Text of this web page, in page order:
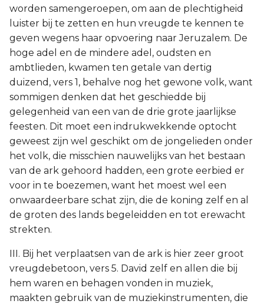
worden samengeroepen, om aan de plechtigheid
luister bij te zetten en hun vreugde te kennen te
geven wegens haar opvoering naar Jeruzalem. De
hoge adel en de mindere adel, oudsten en
ambtlieden, kwamen ten getale van dertig
duizend, vers 1, behalve nog het gewone volk, want
sommigen denken dat het geschiedde bij
gelegenheid van een van de drie grote jaarlijkse
feesten. Dit moet een indrukwekkende optocht
geweest zijn wel geschikt om de jongelieden onder
het volk, die misschien nauwelijks van het bestaan
van de ark gehoord hadden, een grote eerbied er
voor in te boezemen, want het moest wel een
onwaardeerbare schat zijn, die de koning zelf en al
de groten des lands begeleidden en tot erewacht
strekten.
III. Bij het verplaatsen van de ark is hier zeer groot
vreugdebetoon, vers 5. David zelf en allen die bij
hem waren en behagen vonden in muziek,
maakten gebruik van de muziekinstrumenten, die